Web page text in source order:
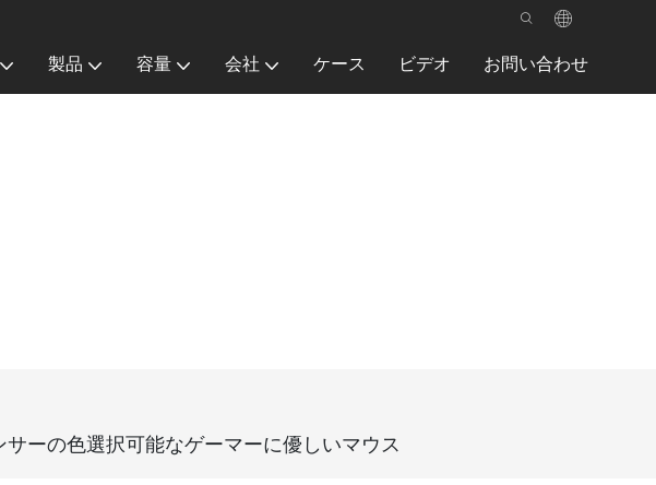
製品 容量 会社 ケース ビデオ お問い合わせ
ーの色選択可能なゲーマーに優しいマウス